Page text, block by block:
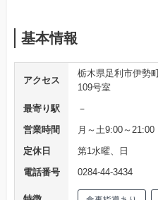
基本情報
アクセス
栃木県足利市伊勢
109号室
最寄り駅
－
営業時間
月～土9:00～21:00
定休日
第1水曜、日
電話番号
0284-44-3434